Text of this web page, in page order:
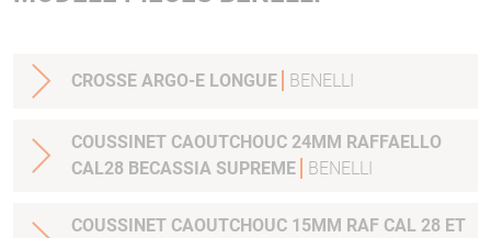
CROSSE ARGO-E LONGUE BENELLI
COUSSINET CAOUTCHOUC 24MM RAFFAELLO
CAL28 BECASSIA SUPREME
BENELLI
COUSSINET CAOUTCHOUC 15MM RAF CAL 28 ET